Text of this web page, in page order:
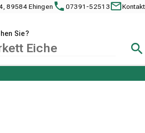
89584 Ehingen 07391-52513 Kontakt
Sie?